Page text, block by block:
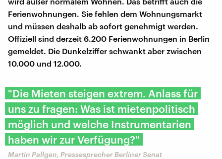
Ferienwohnungen. Sie fehlen dem Wohnungsmarkt
und müssen deshalb ab sofort genehmigt werden.
Offiziell sind derzeit 6.200 Ferienwohnungen in Berlin
gemeldet. Die Dunkelziffer schwankt aber zwischen
10.000 und 12.000.
"Die Mieten steigen extrem. Anlass für
uns zu fragen: Was ist mietenpolitisch
möglich und welche Instrumentarien
haben wir zur Verfügung?"
Martin Pallgen, Pressesprecher Berliner Senat